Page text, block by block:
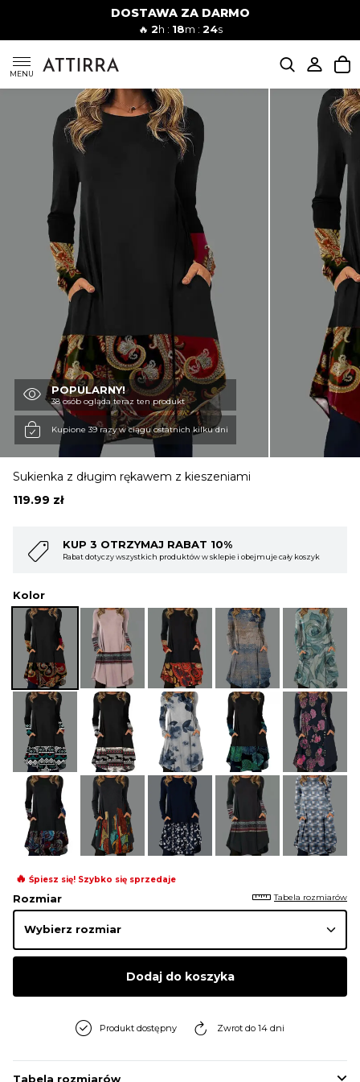
DOSTAWA ZA DARMO
🔥 2h : 18m : 23s
MENU
Mężczyźni
SUKIENKI
KOMPLETY
STROJE KĄPIELOWE
OBUWIE
SWETRY
OKRYCIA WIERZCHNIE
POPULARNY!
38 osób ogląda teraz ten produkt
Kupione 39 razy w ciągu ostatnich kilku dni
Sukienka z długim rękawem z kieszeniami
119.99 zł
10%
w sklepie i obejmuje cały koszyk
KUP 4 OTRZYMAJ
Rabat dotyczy wszystkich
Kolor
🔥 Śpiesz się! Szybko się sprzedaje
Rozmiar Tabela rozmiarów
Dodaj do koszyka
Produkt dostępny Zwrot do 14 dni
Tabela rozmiarów